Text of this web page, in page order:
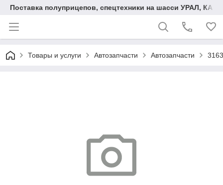
Поставка полуприцепов, спецтехники на шасси УРАЛ,
Товары и услуги Автозапчасти Автозапчасти